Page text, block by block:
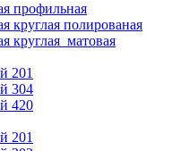
профильная
круглая полированая
круглая матовая
201
304
420
201